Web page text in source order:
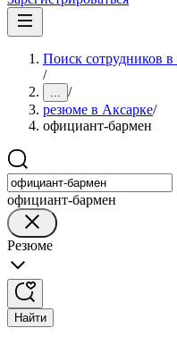
Поиск сотрудников
/
... /
резюме в Аксарке/
официант-бармен
официант-бармен
Резюме
Найти